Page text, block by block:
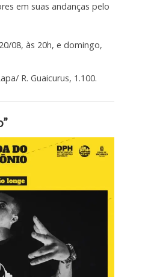
em suas andanças pelo
08, às 20h, e domingo,
R. Guaicurus, 1.100.